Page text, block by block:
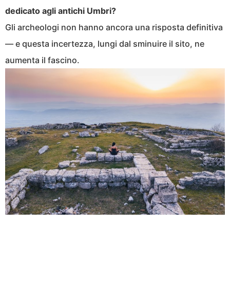
dedicato agli antichi Umbri?
Gli archeologi non hanno ancora una risposta definitiva
— e questa incertezza, lungi dal sminuire il sito, ne
aumenta il fascino.